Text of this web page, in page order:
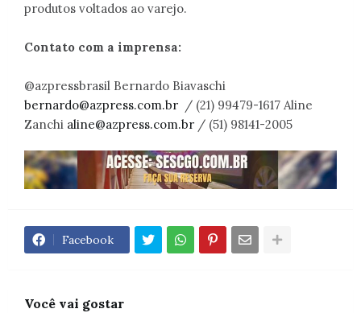
produtos voltados ao varejo.
Contato com a imprensa:
@azpressbrasil Bernardo Biavaschi
bernardo@azpress.com.br / (21) 99479-1617 Aline
Zanchi aline@azpress.com.br / (51) 98141-2005
Facebook
Você vai gostar